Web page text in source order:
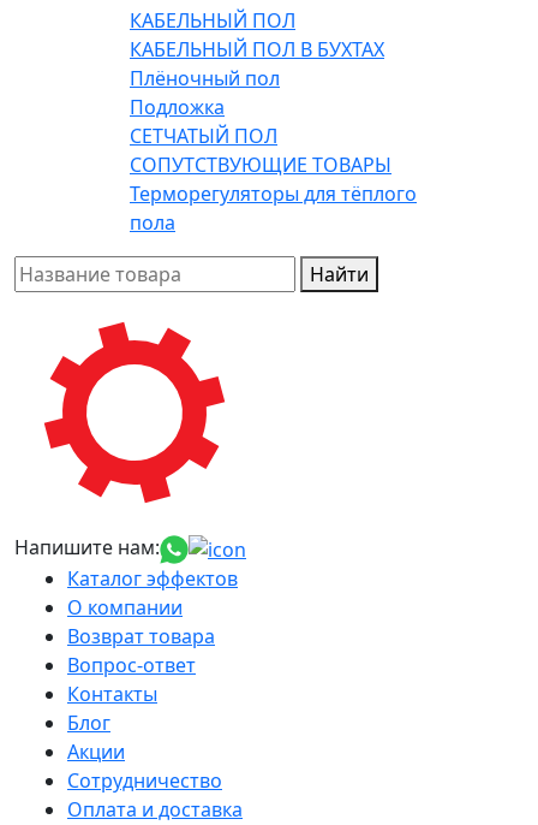
КАБЕЛЬНЫЙ ПОЛ
КАБЕЛЬНЫЙ ПОЛ В БУХТАХ
Плёночный пол
Подложка
СЕТЧАТЫЙ ПОЛ
СОПУТСТВУЮЩИЕ ТОВАРЫ
Терморегуляторы для тёплого
пола
Найти
Напишите нам:
Каталог эффектов
О компании
Возврат товара
Вопрос-ответ
Контакты
Блог
Акции
Сотрудничество
Оплата и доставка